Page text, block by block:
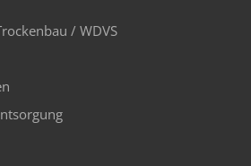
/ WDVS